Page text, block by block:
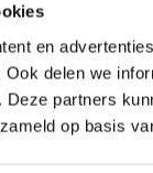
en
delen we
partners
op basis